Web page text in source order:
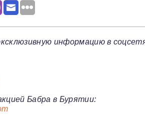
информацию в
Бабра в Бурятии: